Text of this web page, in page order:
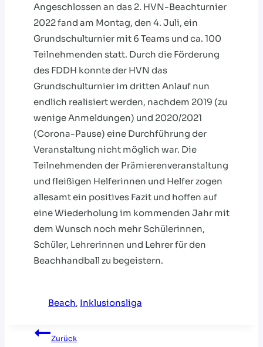
Angeschlossen an das 2. HVN-Beachturnier
2022 fand am Montag, den 4. Juli, ein
Grundschulturnier mit 6 Teams und ca. 100
Teilnehmenden statt. Durch die Förderung
des FDDH konnte der HVN das
Grundschulturnier im dritten Anlauf nun
endlich realisiert werden, nachdem 2019 (zu
wenige Anmeldungen) und 2020/2021
(Corona-Pause) eine Durchführung der
Veranstaltung nicht möglich war. Die
Teilnehmenden der Prämierenveranstaltung
und fleißigen Helferinnen und Helfer zogen
allesamt ein positives Fazit und hoffen auf
eine Wiederholung im kommenden Jahr mit
dem Wunsch noch mehr Schülerinnen,
Schüler, Lehrerinnen und Lehrer für den
Beachhandball zu begeistern.
Beach, Inklusionsliga
Beitragsnavigation
Zurück